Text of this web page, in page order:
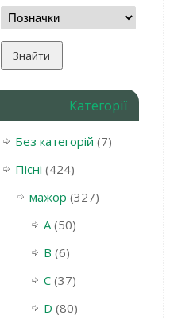
Категорії
Без категорій (7)
Пісні (424)
мажор (327)
A (50)
B (6)
C (37)
D (80)